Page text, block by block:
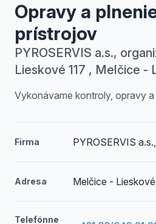
Opravy a
prístrojov
PYROSERVIS a.s.,
Lieskové 117 , Melčice -
Vykonávame kontroly, opravy
Firma PYROSERVIS
Adresa Melčice -
Telefónne